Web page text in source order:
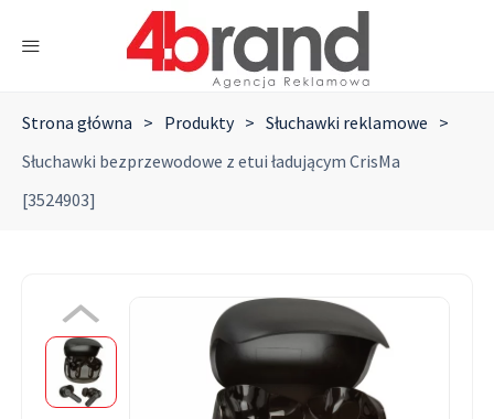
Strona główna > Produkty > Słuchawki reklamowe >
Słuchawki bezprzewodowe z etui ładującym CrisMa
[3524903]